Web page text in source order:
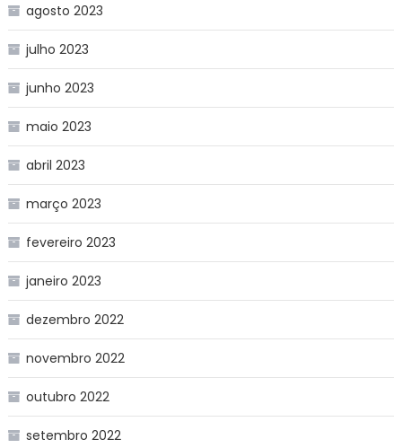
agosto 2023
julho 2023
junho 2023
maio 2023
abril 2023
março 2023
fevereiro 2023
janeiro 2023
dezembro 2022
novembro 2022
outubro 2022
setembro 2022